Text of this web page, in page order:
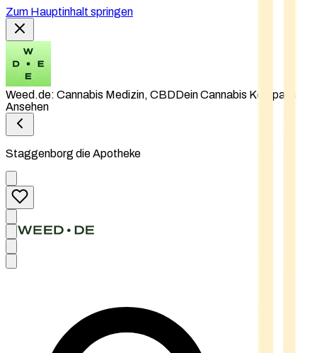
Zum Hauptinhalt springen
Weed.de: Cannabis Medizin, CBDDein Cannabis Kompass
Ansehen
Staggenborg die Apotheke